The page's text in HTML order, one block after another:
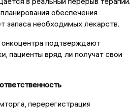
обеспечения
запаса необходимых лекарств.
подтверждают
пациенты вряд ли получат свои
перерегистрация